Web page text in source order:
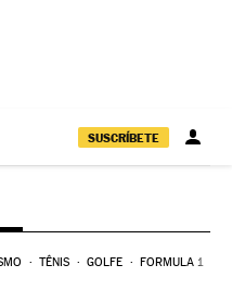
SUSCRÍBETE
TÊNIS GOLFE FORMULA 1